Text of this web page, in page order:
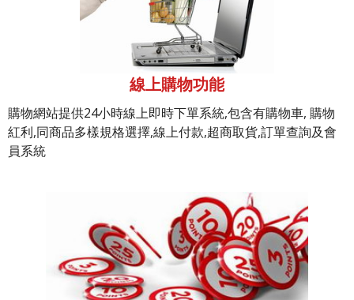
線上購物功能
購物網站提供24小時線上即時下單系統,包含有購物車, 購物
紅利,同商品多樣規格選擇,線上付款,超商取貨,訂單查詢及會
員系統